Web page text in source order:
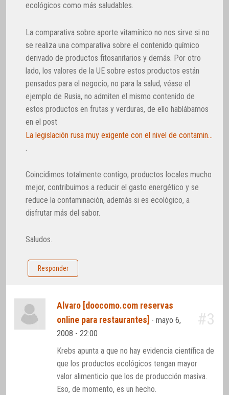
ecológicos como más saludables.
La comparativa sobre aporte vitamínico no nos sirve si no
se realiza una comparativa sobre el contenido químico
derivado de productos fitosanitarios y demás. Por otro
lado, los valores de la UE sobre estos productos están
pensados para el negocio, no para la salud, véase el
ejemplo de Rusia, no admiten el mismo contenido de
estos productos en frutas y verduras, de ello hablábamos
en el post
La legislación rusa muy exigente con el nivel de contaminantes presentes en los alimentos vegetales
.
Coincidimos totalmente contigo, productos locales mucho
mejor, contribuimos a reducir el gasto energético y se
reduce la contaminación, además si es ecológico, a
disfrutar más del sabor.
Saludos.
Responder
Alvaro [doocomo.com reservas
online para restaurantes] -mayo 6,
2008 - 22:00
#3
Krebs apunta a que no hay evidencia científica de
que los productos ecológicos tengan mayor
valor alimenticio que los de producción masiva.
Eso, de momento, es un hecho.